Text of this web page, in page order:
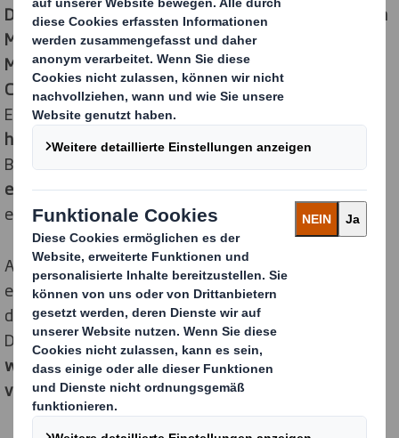
Die Besucher erfuhren, wie die DS Smith Lösungen von
Made2fitüberDISCS TM bis hin zuFixier- und
Membranverpackungenzu ihrem Business Erfolg im E-
Commerce beitragen. Anhand vieler Muster zeigte der
E-Commerce Stratege eindrucksvoll, wie DS Smith mit
hochwertigen Digitaldruckbildern
und personalisierten
Botschaften neue Wege für eine
differenziertere und
emotionalere Kundenansprache im E-Commerce
eröffnet.
Außerdem stellte DS Smith auf der Konferenz
erstmalig dieStudie „The Empty Space Economy"
die DS Smith mit Forbes Insights durchgeführt hat.
Darin wird gezeigt, wie immens groß das
wirtschaftliche Potenzial der in Transporten
verschickten Luftist.